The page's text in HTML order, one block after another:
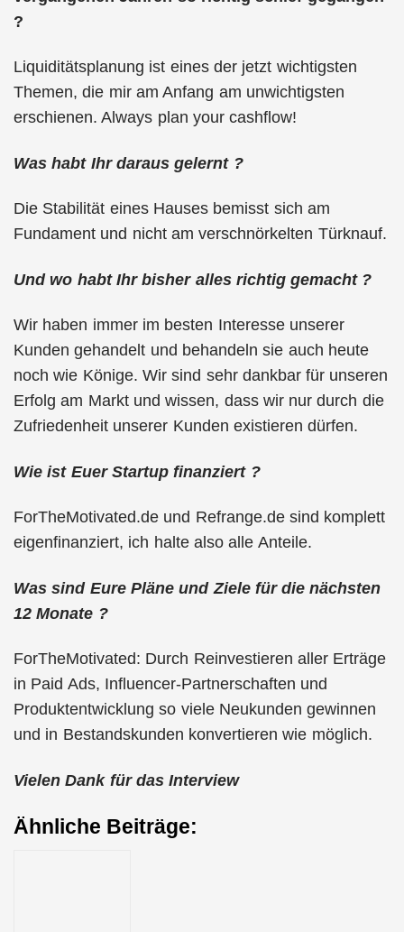
?
Liquiditätsplanung ist eines der jetzt wichtigsten
Themen, die mir am Anfang am unwichtigsten
erschienen. Always plan your cashflow!
Was habt Ihr daraus gelernt ?
Die Stabilität eines Hauses bemisst sich am
Fundament und nicht am verschnörkelten Türknauf.
Und wo habt Ihr bisher alles richtig gemacht ?
Wir haben immer im besten Interesse unserer
Kunden gehandelt und behandeln sie auch heute
noch wie Könige. Wir sind sehr dankbar für unseren
Erfolg am Markt und wissen, dass wir nur durch die
Zufriedenheit unserer Kunden existieren dürfen.
Wie ist Euer Startup finanziert ?
ForTheMotivated.de und Refrange.de sind komplett
eigenfinanziert, ich halte also alle Anteile.
Was sind Eure Pläne und Ziele für die nächsten
12 Monate ?
ForTheMotivated: Durch Reinvestieren aller Erträge
in Paid Ads, Influencer-Partnerschaften und
Produktentwicklung so viele Neukunden gewinnen
und in Bestandskunden konvertieren wie möglich.
Vielen Dank für das Interview
Ähnliche Beiträge: